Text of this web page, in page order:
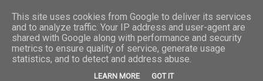
This site uses cookies from Google to deliver its services
and to analyze traffic. Your IP address and user-agent are
shared with Google along with performance and security
metrics to ensure quality of service, generate usage
statistics, and to detect and address abuse.
LEARN MORE GOT IT